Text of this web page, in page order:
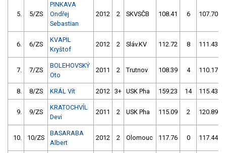
5. 5/ZS
PINKAVA
Ondřej
Sebastian
2012 2 SKVSČB 108.41 6 107.70
6. 6/ZS
KVAPIL
Kryštof
2012 2 Sláv.KV 112.72 8 111.43
7. 7/ZS
BOLEHOVSKÝ
Oto
2011 2 Trutnov 108.39 4 110.17
8. 8/ZS KRÁL Vít 2012 3+ USK Pha 159.23 14 115.43
9. 9/ZS
KRATOCHVÍL
Devi
2011 2 USK Pha 115.09 2 120.89
10. 10/ZS
BASARABA
Albert
2012 2 Olomouc 117.76 0 117.44